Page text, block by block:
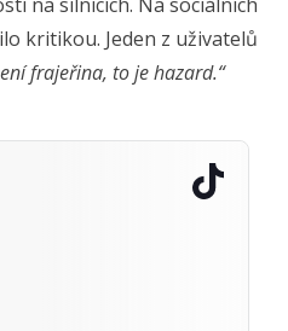
kritikou. Jeden z uživatelů
frajeřina, to je hazard.“